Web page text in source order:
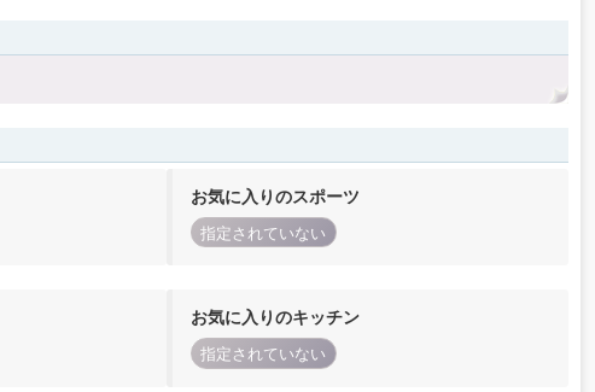
お気に入りのスポーツ
指定されていない
お気に入りのキッチン
指定されていない